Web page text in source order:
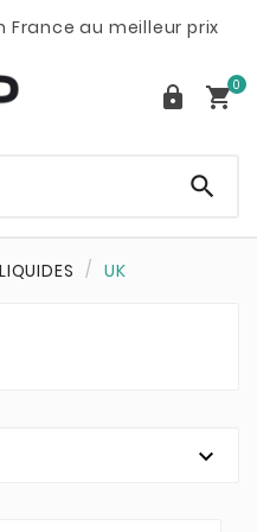
France au meilleur prix
 0

UK
